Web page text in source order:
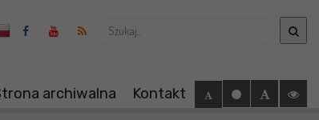
Wyszukaj
archiwalna Kontakt